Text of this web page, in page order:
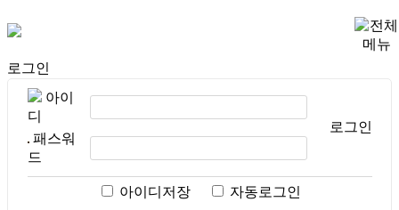
로그인
아이
디
로그인
패스워
드
아이디저장 자동로그인